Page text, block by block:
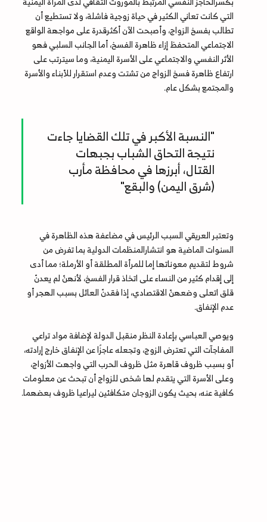
التي كانت تعاني الكثير في حياة زوجية فاشلة، ولا تستطيع أن
تطالب بفسخ الزواج، وأصبحت الآن أكثرقدرة على مواجهة الواقع
الاجتماعي المتحفظ إزاء ظاهرة الفسخ، أما الجانب السلبي فهو
الأثر النفسي والاجتماعي على الأسرة اليمنية، وما سيترتب على
ارتفاع ظاهرة فسخ الزواج من تشتت وعدم استقرار للأبناء والأسرة
والمجتمع بشكل عام.
"النسبة الأكبر في تلك القضايا جاءت
نتيجة التحاق الشباب بجبهات
القتال، أبرزها في محافظة مأرب
(شرق اليمن) والبقع"
وتعتبر العريقي السبب الرئيس في مضاعفة هذه الظاهرة في
السنوات الماضية هو انتشارالمنظمات الدولية بما تفرض من
شروط لتقديم معوناتها إما للمرأة المطلقة أو الأرملة؛ مما أدى
إلى إقدام كثير من النساء على اتخاذ قرار الفسخ، لأنهنّ لم يعدنّ
قلق اتعلى وضعهنّ الاقتصادي، إذا فقدنّ العائل بسبب الهجر أو
عدم الإنفاق.
ويوصي العباسي بإعادة النظر منقبل الدولة لإضافة مواد تراعي
المفاجآت التي تعترض الزوج، وتجعله عاجزًا عن الإنفاق خارج إرادته،
أو بسبب ظروف قاهرة مثل ظروف الحرب التي واجهت الأزواج،
وعلى الأسرة التي يتقدم لها شخص للزواج أن تبحث عن معلومات
كافية عنه، بحيث يكون الزوجان متكافئين ليراعيا ظروف بعضهما.